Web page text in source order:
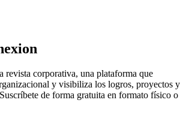
revista corporativa, una plataforma que
y visibiliza los logros, proyectos y
de forma gratuita en formato físico o